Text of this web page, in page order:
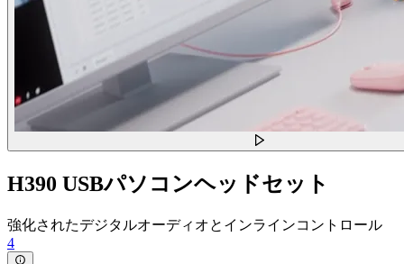
H390 USBパソコンヘッドセット
強化されたデジタルオーディオとインラインコントロール
4